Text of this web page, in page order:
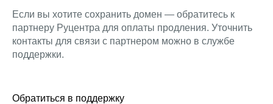
Если вы хотите сохранить домен — обратитесь к
партнеру Руцентра для оплаты продления. Уточнить
контакты для связи с партнером можно в службе
поддержки.
Обратиться в поддержку